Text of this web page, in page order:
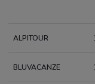
ALPITOUR
BLUVACANZE